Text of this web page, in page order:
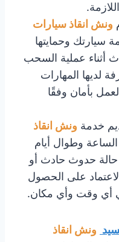
ونش انقاذ سيارات
سيارتك وحمايتها
عملية السحب
لديها المهارات
بأمان وفقًا
خدمة ونش انقاذ
وطوال أيام
حالة حدوث حادث أو
على الحصول
أي وقت وأي مكان.
ونش انقاذ